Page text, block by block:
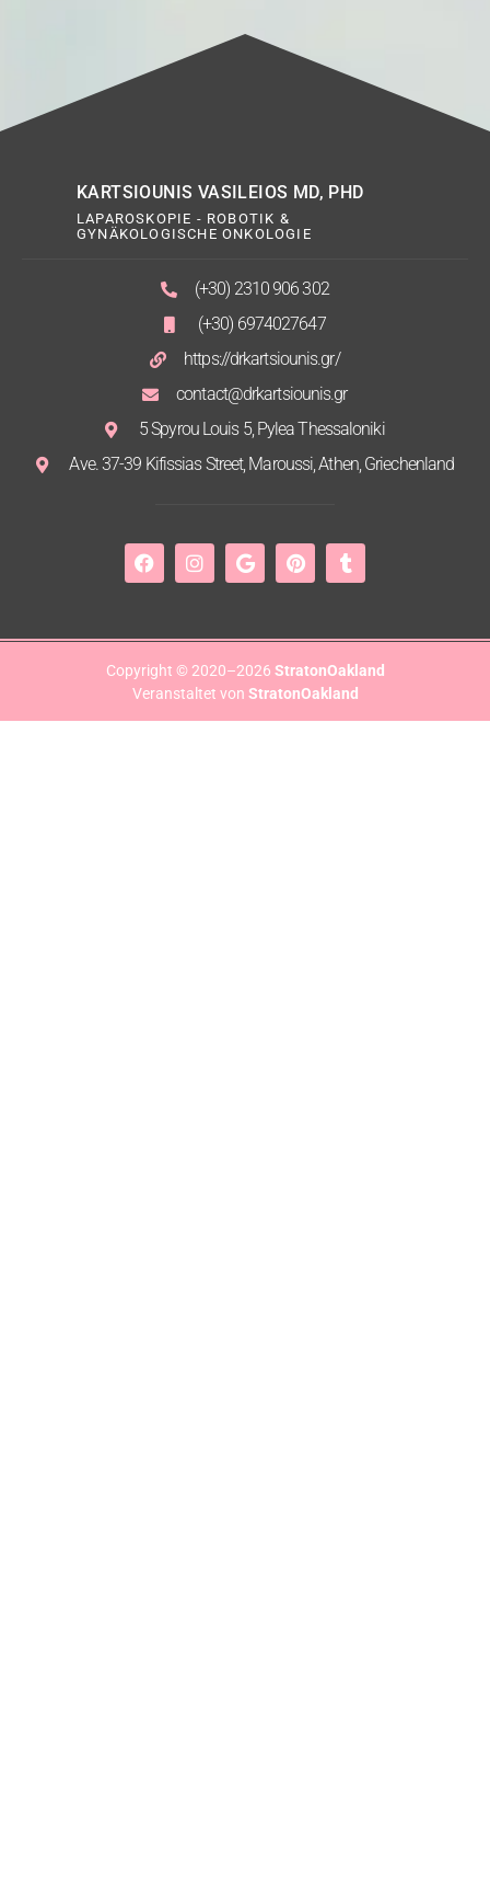
KARTSIOUNIS VASILEIOS MD, PHD
LAPAROSKOPIE - ROBOTIK &
GYNÄKOLOGISCHE ONKOLOGIE
(+30) 2310 906 302
(+30) 6974027647
https://drkartsiounis.gr/
contact@drkartsiounis.gr
5 Spyrou Louis 5, Pylea Thessaloniki
Ave. 37-39 Kifissias Street, Maroussi, Athen, Griechenland
Copyright © 2020–2026 StratonOakland
Veranstaltet von StratonOakland